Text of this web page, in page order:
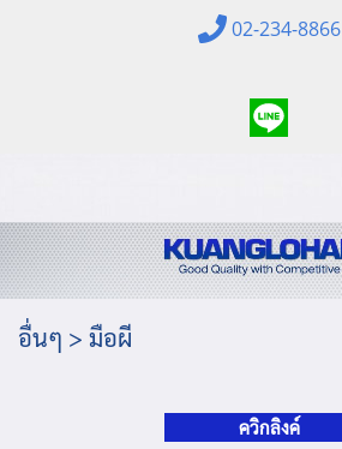
02-234-8866
อื่นๆ > มือผี
ควิกลิงค์